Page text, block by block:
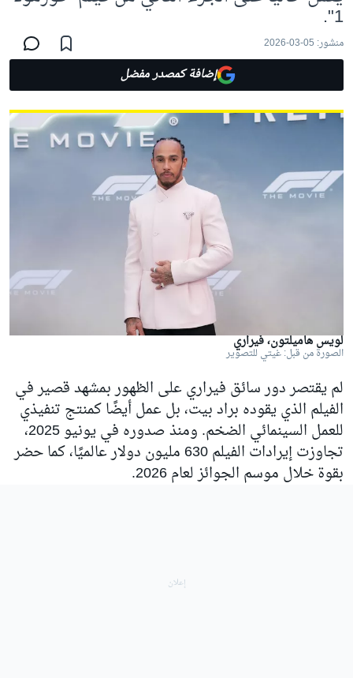
1".
منشور: 05-03-2026
إضافة كمصدر مفضل
لويس هاميلتون، فيراري
الصورة من قبل: غيتي للتصوير
لم يقتصر دور سائق فيراري على الظهور بمشهد قصير في
الفيلم الذي يقوده براد بيت، بل عمل أيضًا كمنتج تنفيذي
للعمل السينمائي الضخم. ومنذ صدوره في يونيو 2025،
تجاوزت إيرادات الفيلم 630 مليون دولار عالميًا، كما حضر
بقوة خلال موسم الجوائز لعام 2026.